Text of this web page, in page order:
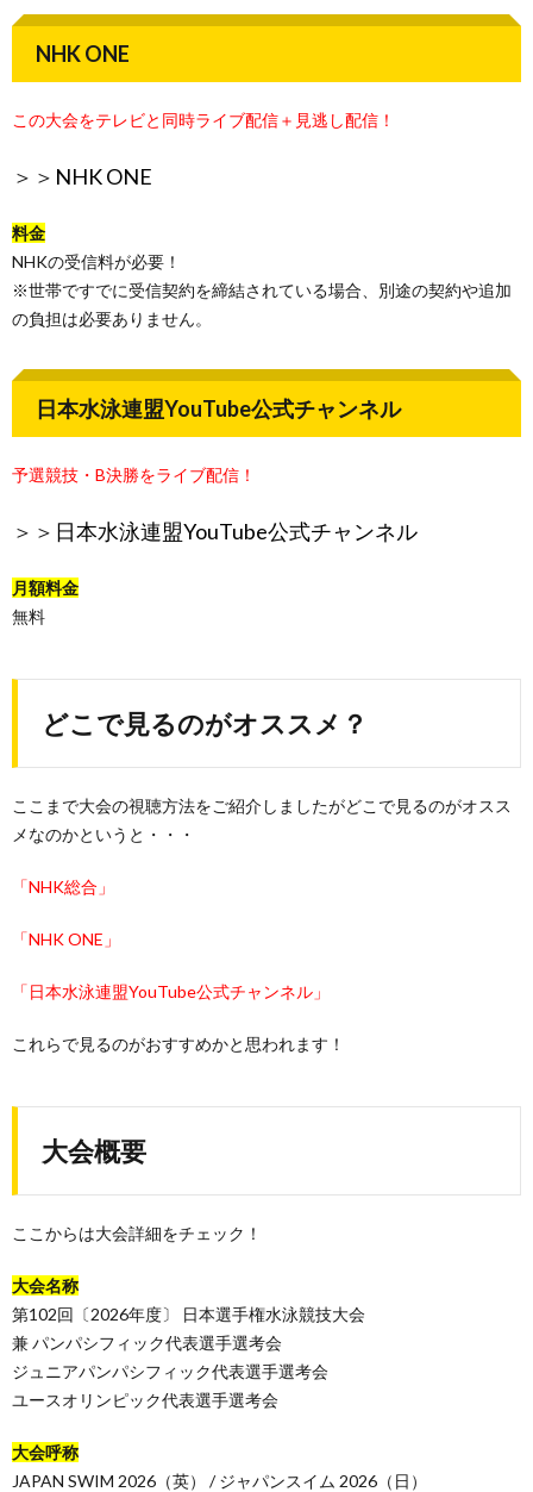
NHK ONE
この大会をテレビと同時ライブ配信＋見逃し配信！
＞＞ NHK ONE
料金
NHKの受信料が必要！
※世帯ですでに受信契約を締結されている場合、別途の契約や追加
の負担は必要ありません。
日本水泳連盟YouTube公式チャンネル
予選競技・B決勝をライブ配信！
＞＞ 日本水泳連盟YouTube公式チャンネル
月額料金
無料
どこで見るのがオススメ？
ここまで大会の視聴方法をご紹介しましたがどこで見るのがオスス
メなのかというと・・・
「NHK総合」
「NHK ONE」
「日本水泳連盟YouTube公式チャンネル」
これらで見るのがおすすめかと思われます！
大会概要
ここからは大会詳細をチェック！
大会名称
第102回〔2026年度〕 日本選手権水泳競技大会
兼 パンパシフィック代表選手選考会
ジュニアパンパシフィック代表選手選考会
ユースオリンピック代表選手選考会
大会呼称
JAPAN SWIM 2026（英） / ジャパンスイム 2026（日）